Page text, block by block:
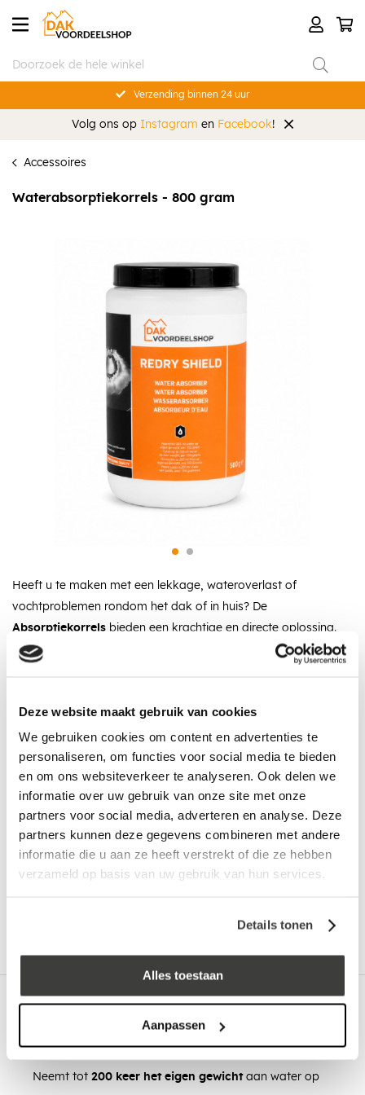
Deze website maakt gebruik van cookies
We gebruiken cookies om content en advertenties te
personaliseren, om functies voor social media te bieden
en om ons websiteverkeer te analyseren. Ook delen we
informatie over uw gebruik van onze site met onze
partners voor social media, adverteren en analyse. Deze
partners kunnen deze gegevens combineren met andere
informatie die u aan ze heeft verstrekt of die ze hebben
verzameld op basis van uw gebruik van hun services.
Details tonen
Alles toestaan
Aanpassen
Verzending binnen 24 uur
Volg ons op Instagram en Facebook!
Accessoires
Waterabsorptiekorrels - 800 gram
Heeft u te maken met een lekkage, wateroverlast of
vochtproblemen rondom het dak of in huis? De
Absorptiekorrels bieden een krachtige en directe oplossing.
Deze korrels zijn speciaal ontwikkeld om grote hoeveelheden
In winkelwagen
Advies nodig?
Omschrijving
Voordelen van Absorptiekorrels:
Neemt tot 200 keer het eigen gewichtaan water op